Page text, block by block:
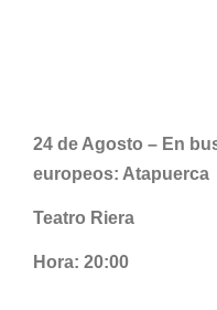
24 de Agosto – En
europeos: Atapuerca
Teatro Riera
Hora: 20:00